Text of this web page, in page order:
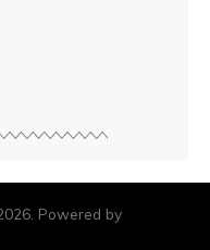
Powered by